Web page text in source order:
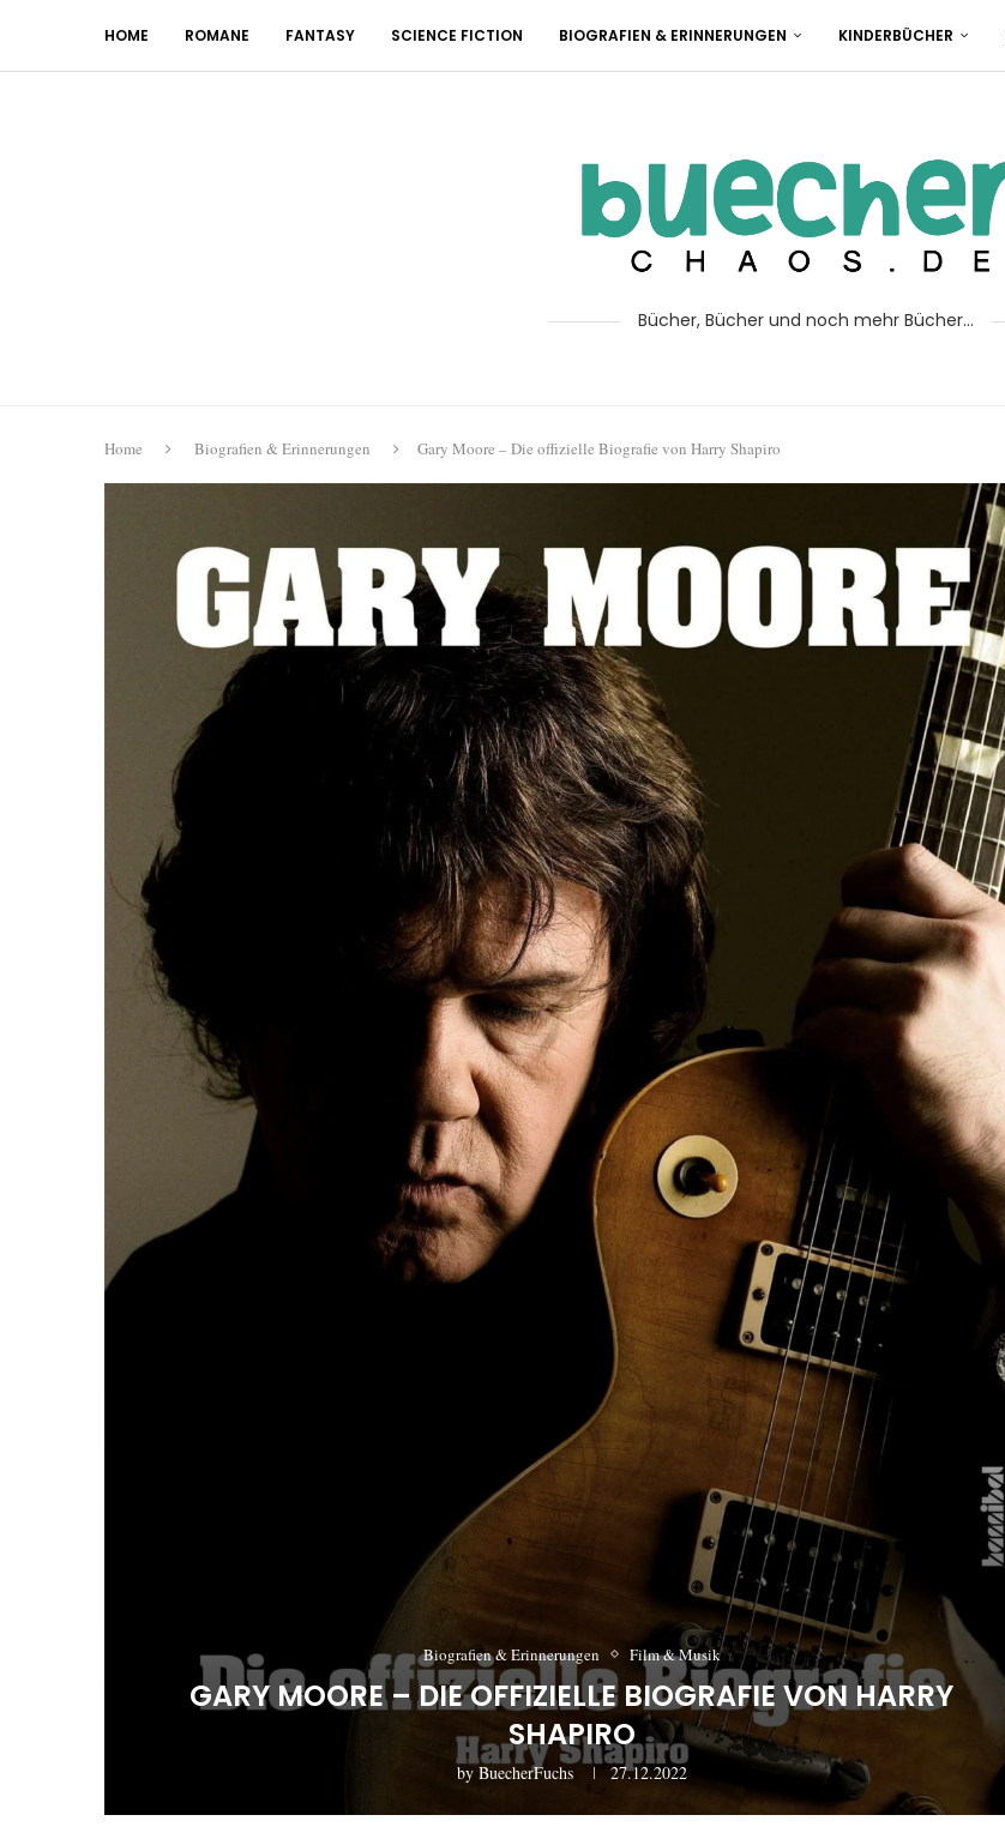
HOME ROMANE FANTASY SCIENCE FICTION BIOGRAFIEN & ERINNERUNGEN KINDERBÜCHER
Bücher, Bücher und noch mehr Bücher...
Home Biografien & Erinnerungen Gary Moore – Die offizielle Biografie von Harry Shapiro
Biografien & Erinnerungen Film & Musik
GARY MOORE – DIE OFFIZIELLE BIOGRAFIE VON HARRY
SHAPIRO
by BuecherFuchs 27.12.2022